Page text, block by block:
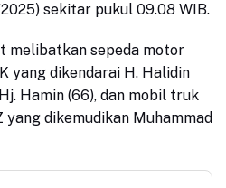
sekitar pukul 09.08 WIB.
melibatkan sepeda motor
yang dikendarai H. Halidin
Hamin (66), dan mobil truk
dikemudikan Muhammad